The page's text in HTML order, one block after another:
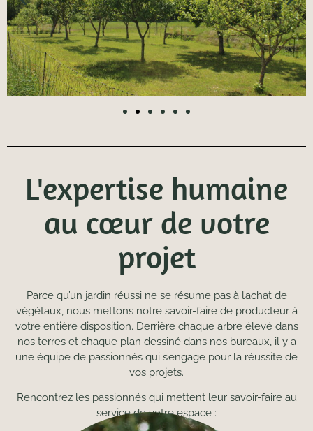
L'expertise humaine
au cœur de votre
projet
Parce qu’un jardin réussi ne se résume pas à l’achat de
végétaux, nous mettons notre savoir-faire de producteur à
votre entière disposition. Derrière chaque arbre élevé dans
nos terres et chaque plan dessiné dans nos bureaux, il y a
une équipe de passionnés qui s’engage pour la réussite de
vos projets.
Rencontrez les passionnés qui mettent leur savoir-faire au
service de votre espace :